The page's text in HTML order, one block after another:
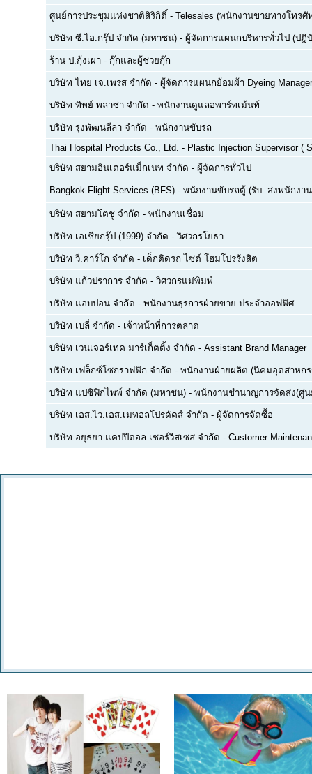
ศูนย์การประชุมแห่งชาติสิริกิติ์ - Telesales (พนักงานขายทางโทร
บริษัท ซี.ไอ.กรุ๊ป จำกัด (มหาชน) - ผู้จัดการแผนกบริหารทั่วไป (ปฎิ
ร้าน ป.กุ้งเผา - กุ๊กและผู้ช่วยกุ๊ก
บริษัท ไทย เจ.เพรส จำกัด - ผู้จัดการแผนกย้อมผ้า Dyeing Manager
บริษัท ทิพย์ พลาซ่า จำกัด - พนักงานดูแลอพาร์ทเม้นท์
บริษัท รุ่งพัฒนลีลา จำกัด - พนักงานขับรถ
Thai Hospital Products Co., Ltd. - Plastic Injection Supervisor (
บริษัท สยามอินเตอร์แม็กเนท จำกัด - ผู้จัดการทั่วไป
Bangkok Flight Services (BFS) - พนักงานขับรถตู้ (รับ  ส่งพนักงา
บริษัท สยามโตชู จำกัด - พนักงานเชื่อม
บริษัท เอเซียกรุ๊ป (1999) จำกัด - วิศวกรโยธา
บริษัท วี.คาร์โก จำกัด - เด็กติดรถ ไซต์ โฮมโปรรังสิต
บริษัท แก้วปราการ จำกัด - วิศวกรแม่พิมพ์
บริษัท แอบปอน จำกัด - พนักงานธุรการฝ่ายขาย ประจำออฟฟิศ
บริษัท เบลี่ จำกัด - เจ้าหน้าที่การตลาด
บริษัท เวนเจอร์เทค มาร์เก็ตติ้ง จำกัด - Assistant Brand Manager
บริษัท เฟล็กซ์โซกราฟฟิก จำกัด - พนักงานฝ่ายผลิต (นิคมอุตสาหก
บริษัท แปซิฟิกไพพ์ จำกัด (มหาชน) - พนักงานชำนาญการจัดส่ง(ศู
บริษัท เอส.ไว.เอส.เมทอลโปรดัคส์ จำกัด - ผู้จัดการจัดซื้อ
บริษัท อยุธยา แคปปิตอล เซอร์วิสเซส จำกัด - Customer